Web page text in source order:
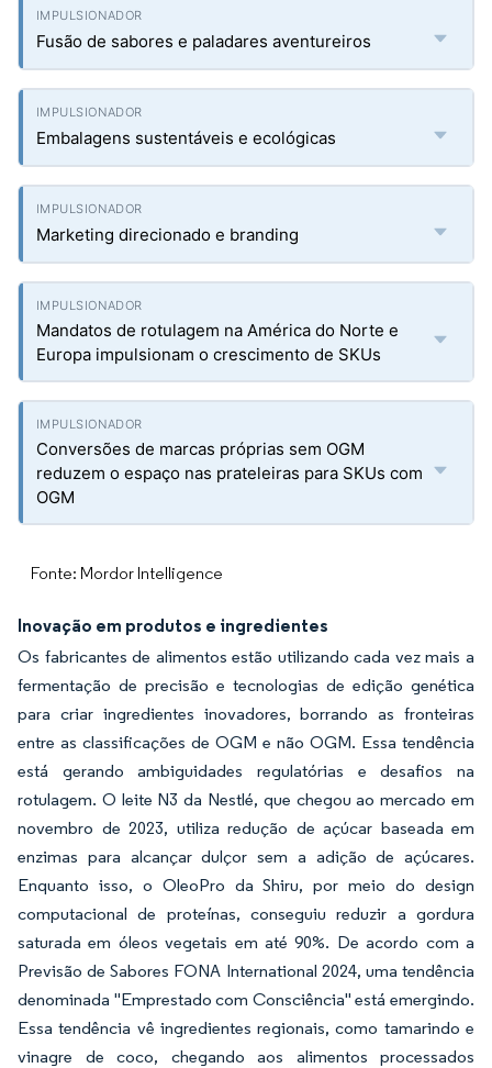
Fusão de sabores e paladares aventureiros
Embalagens sustentáveis e ecológicas
Marketing direcionado e branding
Mandatos de rotulagem na América do Norte e
Europa impulsionam o crescimento de SKUs
Conversões de marcas próprias sem OGM
reduzem o espaço nas prateleiras para SKUs com
OGM
Fonte: Mordor Intelligence
Inovação em produtos e ingredientes
Os fabricantes de alimentos estão utilizando cada vez mais a
fermentação de precisão e tecnologias de edição genética
para criar ingredientes inovadores, borrando as fronteiras
entre as classificações de OGM e não OGM. Essa tendência
está gerando ambiguidades regulatórias e desafios na
rotulagem. O leite N3 da Nestlé, que chegou ao mercado em
novembro de 2023, utiliza redução de açúcar baseada em
enzimas para alcançar dulçor sem a adição de açúcares.
Enquanto isso, o OleoPro da Shiru, por meio do design
computacional de proteínas, conseguiu reduzir a gordura
saturada em óleos vegetais em até 90%. De acordo com a
Previsão de Sabores FONA International 2024, uma tendência
denominada "Emprestado com Consciência" está emergindo.
Essa tendência vê ingredientes regionais, como tamarindo e
vinagre de coco, chegando aos alimentos processados